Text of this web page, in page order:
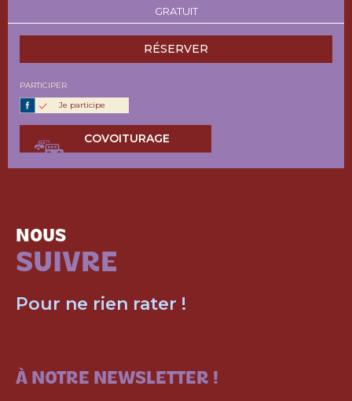
GRATUIT
RÉSERVER
PARTICIPER
Je participe
COVOITURAGE
NOUS
SUIVRE
Pour ne rien rater !
À NOTRE NEWSLETTER !